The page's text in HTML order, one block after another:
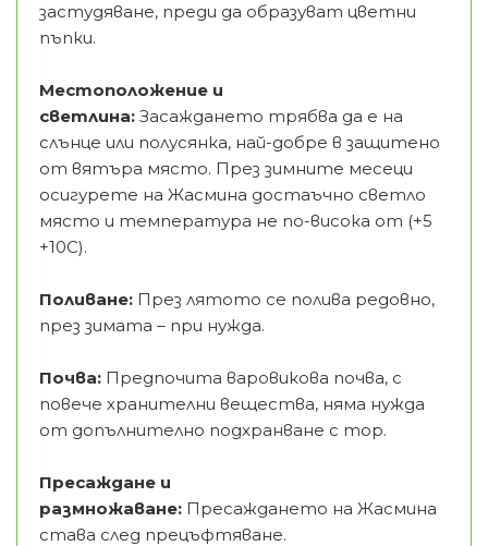
застудяване, преди да образуват цветни
пъпки.
Местоположение и
светлина: Засаждането трябва да е на
слънце или полусянка, най-добре в защитено
от вятъра място. През зимните месеци
осигурете на Жасмина достаъчно светло
място и температура не по-висока от (+5
+10С).
Поливане: През лятото се полива редовно,
през зимата – при нужда.
Почва: Предпочита варовикова почва, с
повече хранителни вещества, няма нужда
от допълнително подхранване с тор.
Пресаждане и
размножаване: Пресаждането на Жасмина
става след прецъфтяване.